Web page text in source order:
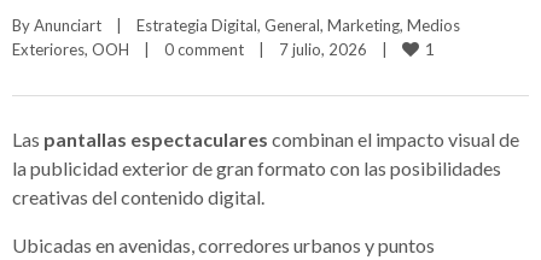
By Anunciart | Estrategia Digital, General, Marketing, Medios
Exteriores, OOH | 0 comment | 7 julio, 2026 | 1
Las pantallas espectaculares combinan el impacto visual de
la publicidad exterior de gran formato con las posibilidades
creativas del contenido digital.
Ubicadas en avenidas, corredores urbanos y puntos